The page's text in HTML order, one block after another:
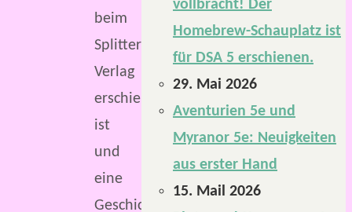
beim
Splitter
Verlag
erschienen
ist
und
eine
Geschichte
vollbracht! Der
Homebrew-Schauplatz ist
für DSA 5 erschienen.
29. Mai 2026
Aventurien 5e und
Myranor 5e: Neuigkeiten
aus erster Hand
15. Mail 2026